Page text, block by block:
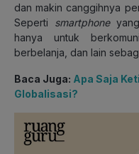
dan makin canggihnya
Seperti smartphone
hanya untuk
berbelanja, dan lain
Baca Juga: Apa Saja
Globalisasi?